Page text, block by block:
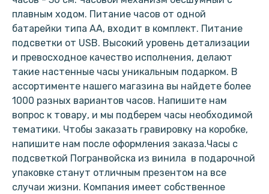
плавным ходом. Питание часов от одной
батарейки типа АА, входит в комплект. Питание
подсветки от USB. Высокий уровень детализации
и превосходное качество исполнения, делают
такие настенные часы уникальным подарком. В
ассортименте нашего магазина вы найдете более
1000 разных вариантов часов. Напишите нам
вопрос к товару, и мы подберем часы необходимой
тематики. Чтобы заказать гравировку на коробке,
напишите нам после оформления заказа.Часы с
подсветкой Погранвойска из винила в подарочной
упаковке станут отличным презентом на все
случаи жизни. Компания имеет собственное